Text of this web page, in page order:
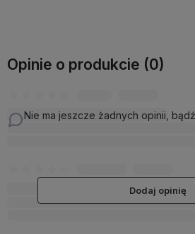
Opinie o produkcie (0)
Nie ma jeszcze żadnych opinii,
Dodaj opinię